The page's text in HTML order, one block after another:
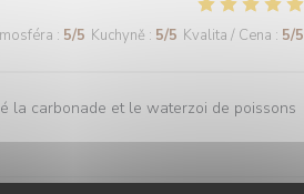
: 5/5 Kuchyně : 5/5 Kvalita / Cena : 5/5
la carbonade et le waterzoi de poissons